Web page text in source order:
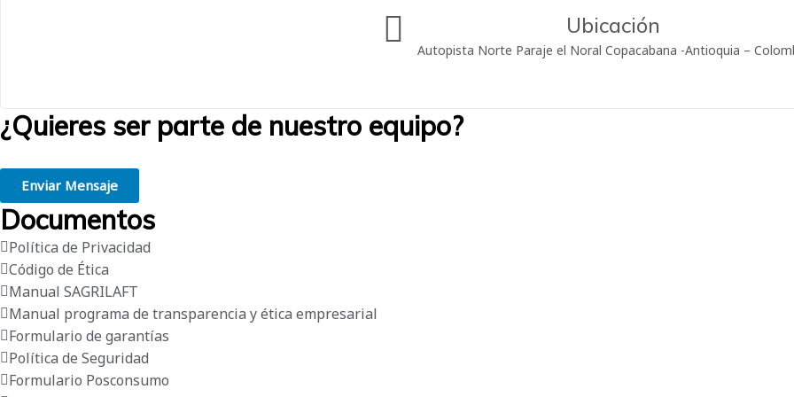
Ubicación
Autopista Norte Paraje el Noral Copacabana -Antioquia –
¿Quieres ser parte de nuestro equipo?
Enviar Mensaje
Documentos
Política de Privacidad
Código de Ética
Manual SAGRILAFT
Manual programa de transparencia y ética empresarial
Formulario de garantías
Política de Seguridad
Formulario Posconsumo